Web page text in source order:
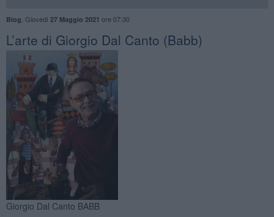
Blog Giovedì 27 Maggio 2021 ore 07:30
​L’arte di Giorgio Dal Canto (Babb)
Giorgio Dal Canto BABB